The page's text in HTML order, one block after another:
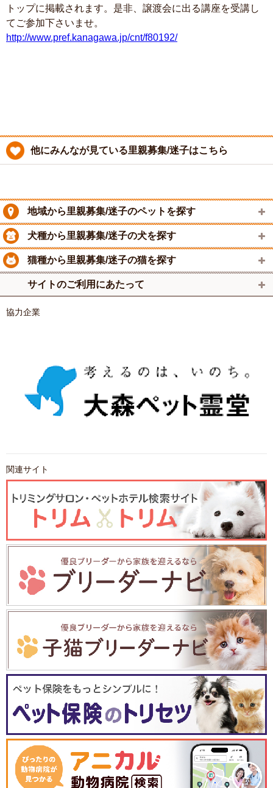
トップに掲載されます。是非、譲渡会に出る講座を受講し
てご参加下さいませ。
http://www.pref.kanagawa.jp/cnt/f80192/
他にみんなが見ている里親募集/迷子はこちら
地域から里親募集/迷子のペットを探す
犬種から里親募集/迷子の犬を探す
猫種から里親募集/迷子の猫を探す
サイトのご利用にあたって
協力企業
関連サイト